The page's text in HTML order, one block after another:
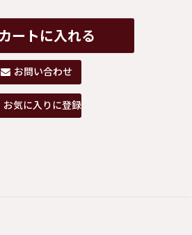
カートに入れる
お問い合わせ
お気に入りに登録